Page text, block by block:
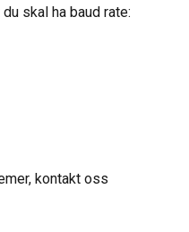
skal ha baud rate:
kontakt oss